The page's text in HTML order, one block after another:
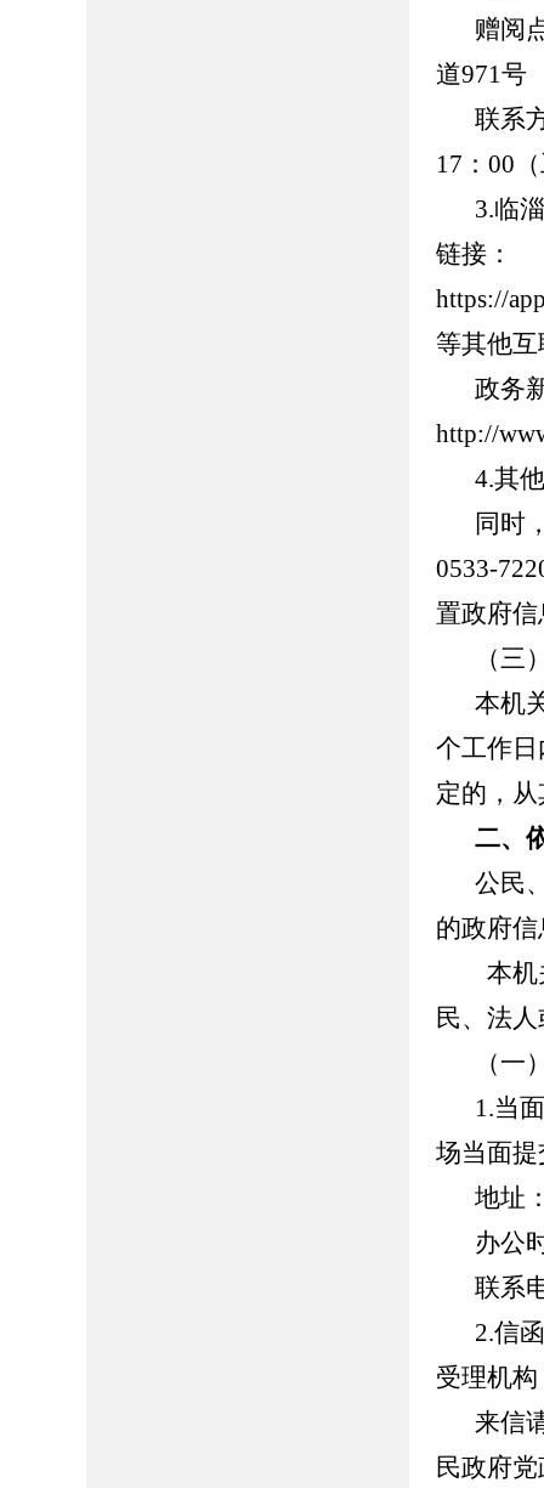
赠阅
道971号
联系
17 ：00
3.临
链接：
https://
等其他
政务
http://
4.其
同时
0533-
置政府
（三
本机
个工作
定的，
二、
公民
的政府
本机关
民、法
（一
1.当
场当面
地址
办公
联系
2.信
受理机
来信
民政府